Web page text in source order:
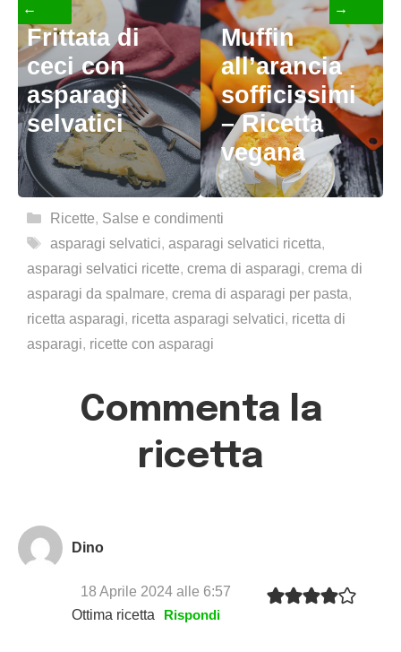
Frittata di
ceci con
asparagi
selvatici
← →
Muffin
all’arancia
sofficissimi
– Ricetta
vegana
Categorie
Ricette, Salse e condimenti
Tag
asparagi selvatici, asparagi selvatici ricetta,
asparagi selvatici ricette, crema di asparagi, crema di
asparagi da spalmare, crema di asparagi per pasta,
ricetta asparagi, ricetta asparagi selvatici, ricetta di
asparagi, ricette con asparagi
Commenta la
ricetta
Dino
18 Aprile 2024 alle 6:57
Ottima ricetta
Rispondi